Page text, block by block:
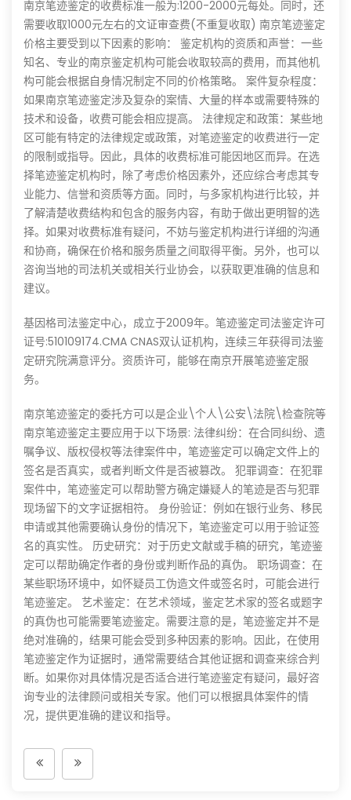
南京笔迹鉴定的收费标准一般为:1200-2000元每处。同时，还
需要收取1000元左右的文证审查费(不重复收取) 南京笔迹鉴定
价格主要受到以下因素的影响： 鉴定机构的资质和声誉：一些
知名、专业的南京鉴定机构可能会收取较高的费用，而其他机
构可能会根据自身情况制定不同的价格策略。 案件复杂程度：
如果南京笔迹鉴定涉及复杂的案情、大量的样本或需要特殊的
技术和设备，收费可能会相应提高。 法律规定和政策：某些地
区可能有特定的法律规定或政策，对笔迹鉴定的收费进行一定
的限制或指导。因此，具体的收费标准可能因地区而异。在选
择笔迹鉴定机构时，除了考虑价格因素外，还应综合考虑其专
业能力、信誉和资质等方面。同时，与多家机构进行比较，并
了解清楚收费结构和包含的服务内容，有助于做出更明智的选
择。如果对收费标准有疑问，不妨与鉴定机构进行详细的沟通
和协商，确保在价格和服务质量之间取得平衡。另外，也可以
咨询当地的司法机关或相关行业协会，以获取更准确的信息和
建议。
基因格司法鉴定中心，成立于2009年。笔迹鉴定司法鉴定许可
证号:510109174.CMA CNAS双认证机构，连续三年获得司法鉴
定研究院满意评分。资质许可，能够在南京开展笔迹鉴定服
务。
南京笔迹鉴定的委托方可以是企业\个人\公安\法院\检查院等
南京笔迹鉴定主要应用于以下场景: 法律纠纷：在合同纠纷、遗
嘱争议、版权侵权等法律案件中，笔迹鉴定可以确定文件上的
签名是否真实，或者判断文件是否被篡改。 犯罪调查：在犯罪
案件中，笔迹鉴定可以帮助警方确定嫌疑人的笔迹是否与犯罪
现场留下的文字证据相符。 身份验证：例如在银行业务、移民
申请或其他需要确认身份的情况下，笔迹鉴定可以用于验证签
名的真实性。 历史研究：对于历史文献或手稿的研究，笔迹鉴
定可以帮助确定作者的身份或判断作品的真伪。 职场调查：在
某些职场环境中，如怀疑员工伪造文件或签名时，可能会进行
笔迹鉴定。 艺术鉴定：在艺术领域，鉴定艺术家的签名或题字
的真伪也可能需要笔迹鉴定。需要注意的是，笔迹鉴定并不是
绝对准确的，结果可能会受到多种因素的影响。因此，在使用
笔迹鉴定作为证据时，通常需要结合其他证据和调查来综合判
断。如果你对具体情况是否适合进行笔迹鉴定有疑问，最好咨
询专业的法律顾问或相关专家。他们可以根据具体案件的情
况，提供更准确的建议和指导。